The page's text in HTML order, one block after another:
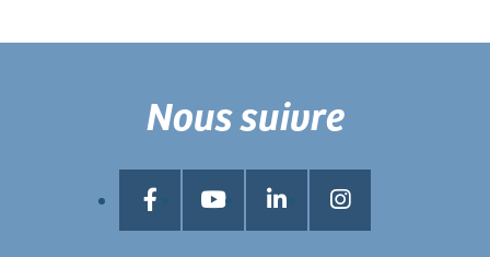
Nous suivre